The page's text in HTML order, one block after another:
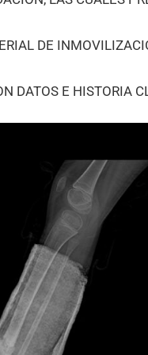
DE
DATOS E HISTORIA